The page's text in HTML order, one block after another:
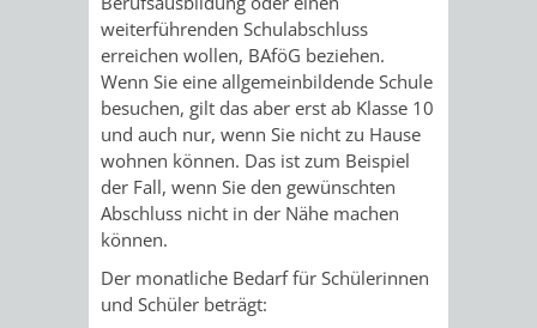
STADT
WIEDERVERMIETUNGSPRÄMIE
GEBÄUDEBETRIEB
AMT
FÜR FÜR
weiterführenden Schulabschluss
erreichen wollen, BAföG beziehen.
Wenn Sie eine allgemeinbildende Schule
besuchen, gilt das aber erst ab Klasse 10
und auch nur, wenn Sie nicht zu Hause
wohnen können. Das ist zum Beispiel
der Fall, wenn Sie den gewünschten
Abschluss nicht in der Nähe machen
können.
Der monatliche Bedarf für Schülerinnen
und Schüler beträgt: